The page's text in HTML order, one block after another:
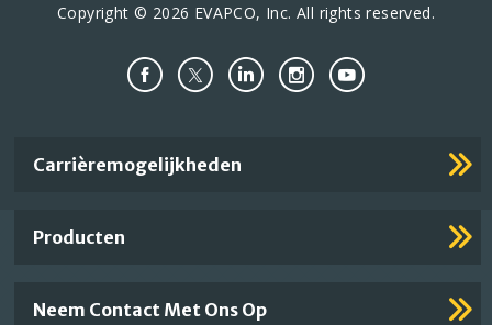
Copyright © 2026 EVAPCO, Inc. All rights reserved.
Important
Carrièremogelijkheden
Producten
Neem Contact Met Ons Op